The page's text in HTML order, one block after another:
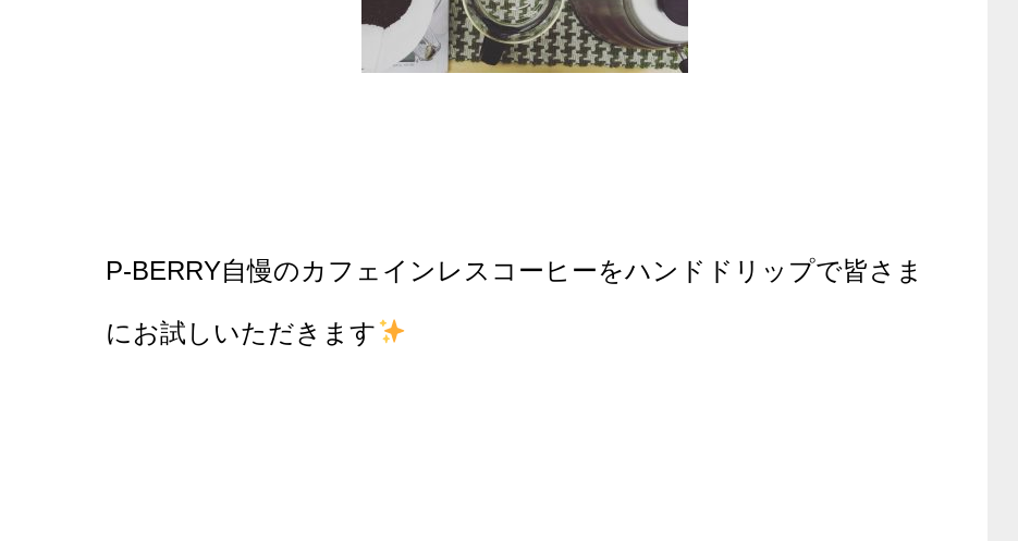
P-BERRY自慢のカフェインレスコーヒーをハンドドリップで皆さま
にお試しいただきます